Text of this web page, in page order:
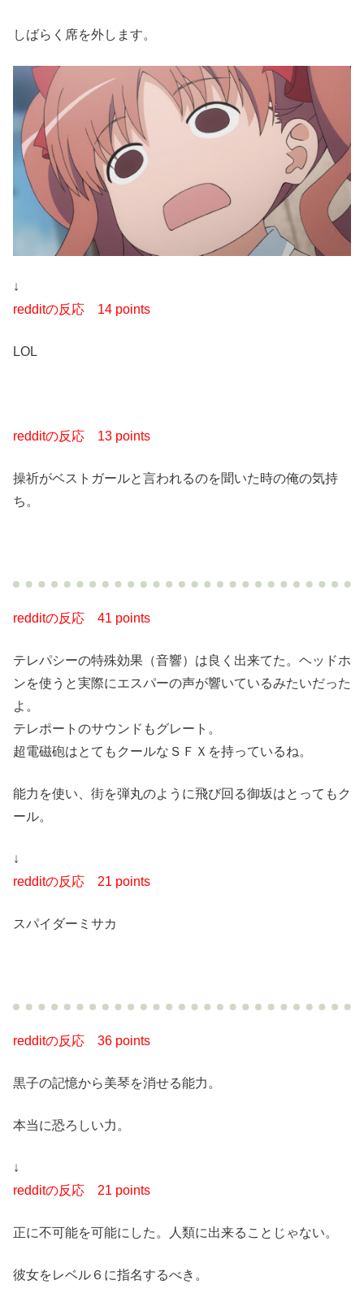
しばらく席を外します。
↓
redditの反応 14 points
LOL
redditの反応 13 points
操祈がベストガールと言われるのを聞いた時の俺の気持
ち。
redditの反応 41 points
テレパシーの特殊効果（音響）は良く出来てた。ヘッドホ
ンを使うと実際にエスパーの声が響いているみたいだった
よ。
テレポートのサウンドもグレート。
超電磁砲はとてもクールなＳＦＸを持っているね。
能力を使い、街を弾丸のように飛び回る御坂はとってもク
ール。
↓
redditの反応 21 points
スパイダーミサカ
redditの反応 36 points
黒子の記憶から美琴を消せる能力。
本当に恐ろしい力。
↓
redditの反応 21 points
正に不可能を可能にした。人類に出来ることじゃない。
彼女をレベル６に指名するべき。